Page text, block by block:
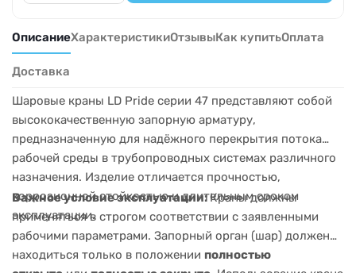
ОписаниеХарактеристикиОтзывыКак купитьОплата
Доставка
Шаровые краны LD Pride серии 47 представляют собой
высококачественную запорную арматуру,
предназначенную для надёжного перекрытия потока
рабочей среды в трубопроводных системах различного
назначения. Изделие отличается прочностью,
коррозионной стойкостью и длительным сроком
эксплуатации.
Важное условие эксплуатации:Краны должны
применяться в строгом соответствии с заявленными
рабочими параметрами. Запорный орган (шар) должен
находиться только в положении полностью